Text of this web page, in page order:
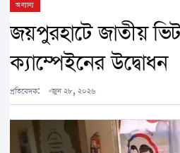
অন্যান্য
জয়পুরহাটে জাতীয়
ক্যাম্পেইনের উদ্বোধন
প্রতিবেদক: জুন ২৮, ২০২৬